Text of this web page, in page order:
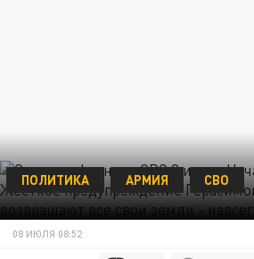
ПОЛИТИКА АРМИЯ СВО
08 ИЮЛЯ 08:52